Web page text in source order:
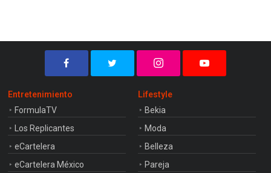
Entretenimiento
FormulaTV
Los Replicantes
eCartelera
eCartelera México
Lifestyle
Bekia
Moda
Belleza
Pareja